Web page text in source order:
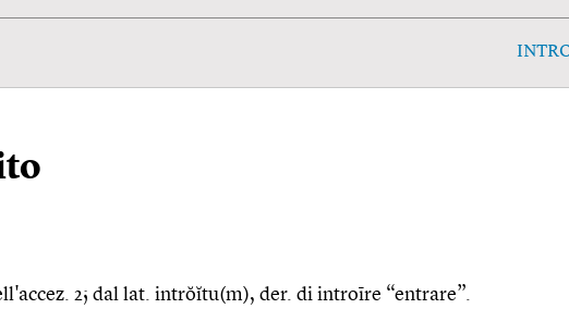
2; dal lat. intrŏĭtu(m), der. di introīre “entrare”.